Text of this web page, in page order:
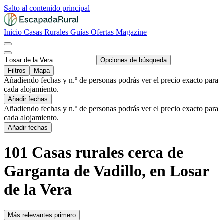
Salto al contenido principal
Inicio Casas Rurales Guías Ofertas Magazine
Opciones de búsqueda
Filtros
Mapa
Añadiendo fechas y n.º de personas podrás ver el precio exacto para
cada alojamiento.
Añadir fechas
Añadiendo fechas y n.º de personas podrás ver el precio exacto para
cada alojamiento.
Añadir fechas
101 Casas rurales cerca de
Garganta de Vadillo, en Losar
de la Vera
Más relevantes primero